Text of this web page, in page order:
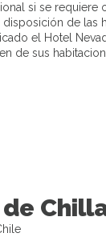
si se requiere
disposición de
el Hotel
de sus